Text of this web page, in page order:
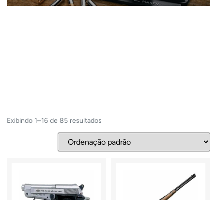
Exibindo 1–16 de 85 resultados